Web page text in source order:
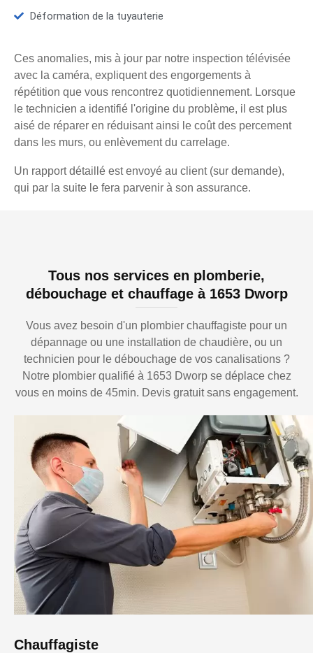
Déformation de la tuyauterie
Ces anomalies, mis à jour par notre inspection télévisée
avec la caméra, expliquent des engorgements à
répétition que vous rencontrez quotidiennement. Lorsque
le technicien a identifié l'origine du problème, il est plus
aisé de réparer en réduisant ainsi le coût des percement
dans les murs, ou enlèvement du carrelage.
Un rapport détaillé est envoyé au client (sur demande),
qui par la suite le fera parvenir à son assurance.
Tous nos services en plomberie,
débouchage et chauffage à 1653 Dworp
Vous avez besoin d'un plombier chauffagiste pour un
dépannage ou une installation de chaudière, ou un
technicien pour le débouchage de vos canalisations ?
Notre plombier qualifié à 1653 Dworp se déplace chez
vous en moins de 45min. Devis gratuit sans engagement.
Chauffagiste